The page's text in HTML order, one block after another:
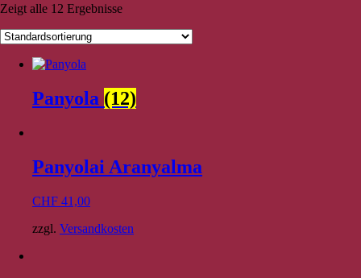
Zeigt alle 12 Ergebnisse
Panyola (12)
Panyolai Aranyalma
CHF 41,00
zzgl. Versandkosten